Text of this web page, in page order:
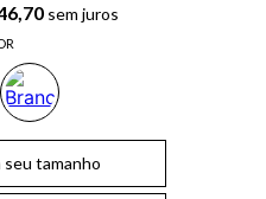
,70 sem juros
seu tamanho